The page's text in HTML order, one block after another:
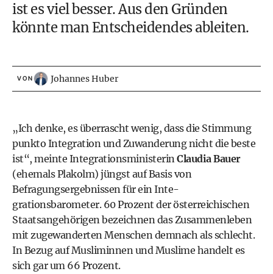
ist es viel besser. Aus den Gründen
könnte man Entscheidendes ableiten.
VON Johannes Huber
„Ich denke, es überrascht wenig, dass die Stimmung
punkto Integration und Zuwanderung nicht die beste
ist“, meinte IntegrationsministerinClaudia Bauer
(ehemals Plakolm) jüngst auf Basis von
Befragungsergebnissen für ein Inte­
grationsbarometer. 60 Prozent der österreichischen
Staatsangehörigen bezeichnen das Zusammenleben
mit zugewanderten Menschen demnach als schlecht.
In Bezug auf Musliminnen und Muslime handelt es
sich gar um 66 Prozent.